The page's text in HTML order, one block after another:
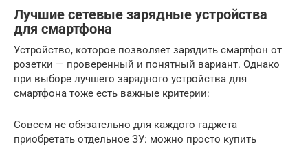
Лучшие сетевые зарядные устройства
для смартфона
Устройство, которое позволяет зарядить смартфон от
розетки — проверенный и понятный вариант. Однако
при выборе лучшего зарядного устройства для
смартфона тоже есть важные критерии:
Совсем не обязательно для каждого гаджета
приобретать отдельное ЗУ: можно просто купить